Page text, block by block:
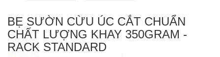
BẸ SƯỜN CỪU ÚC CẮT CHUẨN
CHẤT LƯỢNG KHAY 350GRAM -
RACK STANDARD